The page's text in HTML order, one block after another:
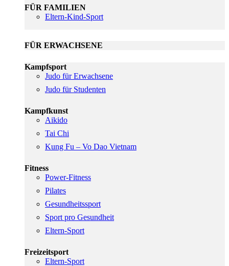
FÜR FAMILIEN
Eltern-Kind-Sport
FÜR ERWACHSENE
Kampfsport
Judo für Erwachsene
Judo für Studenten
Kampfkunst
Aikido
Tai Chi
Kung Fu – Vo Dao Vietnam
Fitness
Power-Fitness
Pilates
Gesundheitssport
Sport pro Gesundheit
Eltern-Sport
Freizeitsport
Eltern-Sport